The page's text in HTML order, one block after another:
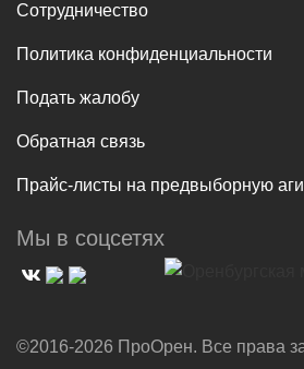
Сотрудничество
Политика конфиденциальности
Подать жалобу
Обратная связь
Прайс-листы на предвыборную
Мы в соцсетях
©2016-2026 ПроОрен. Все права